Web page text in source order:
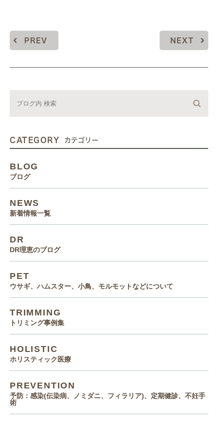
PREV NEXT
CATEGORY カテゴリー
BLOG
ブログ
NEWS
新着情報一覧
DR
DR理恵のブログ
PET
ウサギ、ハムスター、小鳥、モルモットなどについて
TRIMMING
トリミング事例集
HOLISTIC
ホリスティック医療
PREVENTION
予防：感染(伝染病、ノミダニ、フィラリア)、定期健診、不妊手
術